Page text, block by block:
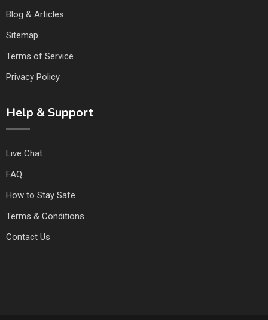
Blog & Articles
Sitemap
Terms of Service
Privacy Policy
Help & Support
Live Chat
FAQ
How to Stay Safe
Terms & Conditions
Contact Us